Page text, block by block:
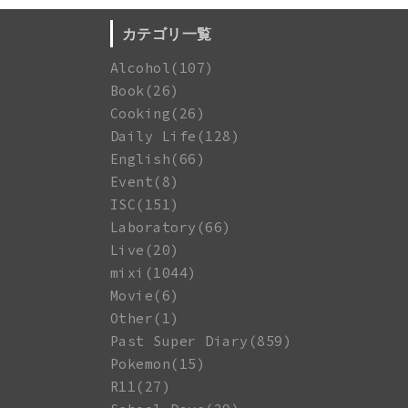
カテゴリ一覧
Alcohol(107)
Book(26)
Cooking(26)
Daily Life(128)
English(66)
Event(8)
ISC(151)
Laboratory(66)
Live(20)
mixi(1044)
Movie(6)
Other(1)
Past Super Diary(859)
Pokemon(15)
R11(27)